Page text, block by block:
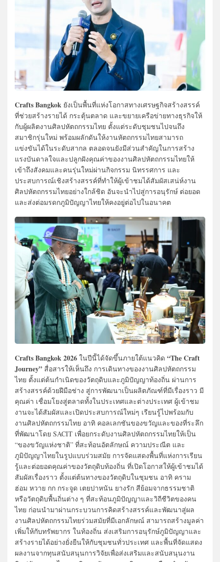
Crafts Bangkok ยังเป็นพื้นที่แห่งโอกาสทางเศรษฐกิจสร้างสรรค์
ที่ช่วยสร้างรายได้ กระตุ้นตลาด และขยายเครือข่ายทางธุรกิจให้
กับผู้ผลิตงานศิลปหัตถกรรมไทย ตั้งแต่ระดับชุมชนไปจนถึง
สมาชิกรุ่นใหม่ พร้อมผลักดันให้งานหัตถกรรมไทยสามารถ
แข่งขันได้ในระดับสากล ตลอดจนยังมีส่วนสำคัญในการสร้าง
แรงบันดาลใจและปลูกฝังคุณค่าของงานศิลปหัตถกรรมไทยให้
เข้าถึงสังคมและคนรุ่นใหม่ผ่านกิจกรรม นิทรรศการ และ
ประสบการณ์เชิงสร้างสรรค์ที่ทำให้ผู้เข้าชมได้สัมผัสเสน่ห์งาน
ศิลปหัตถกรรมไทยอย่างใกล้ชิด อันจะนำไปสู่การอนุรักษ์ ต่อยอด
และส่งต่อมรดกภูมิปัญญาไทยให้คงอยู่ต่อไปในอนาคต
Crafts Bangkok 2026 ในปีนี้ได้จัดขึ้นภายใต้แนวคิด “The Craft
Journey” สื่อสารให้เห็นถึง การเดินทางของงานศิลปหัตถกรรม
ไทย ตั้งแต่ต้นกำเนิดของวัตถุดิบและภูมิปัญญาท้องถิ่น ผ่านการ
สร้างสรรค์ด้วยฝีมือช่าง สู่การพัฒนาเป็นผลิตภัณฑ์ที่มีเรื่องราว มี
คุณค่า เชื่อมโยงสู่ตลาดทั้งในประเทศและต่างประเทศ ผู้เข้าชม
งานจะได้สัมผัสและเปิดประสบการณ์ใหม่ๆ เรียนรู้ไปพร้อมกับ
งานศิลปหัตถกรรมไทย อาทิ คอลเลกชันของขวัญและของที่ระลึก
ที่พัฒนาโดย SACIT เพื่อยกระดับงานศิลปหัตถกรรมไทยให้เป็น
“ของขวัญแห่งชาติ” ที่สะท้อนอัตลักษณ์ ความประณีต และ
ภูมิปัญญาไทยในรูปแบบร่วมสมัย การจัดแสดงพื้นที่แห่งการเรียน
รู้และต่อยอดคุณค่าของวัตถุดิบท้องถิ่น ที่เปิดโอกาสให้ผู้เข้าชมได้
สัมผัสเรื่องราว ตั้งแต่ต้นทางของวัตถุดิบในชุมชน อาทิ คราม
ฮ่อม หวาย กก กระจูด เตยปาหนัน ยางรัก สีย้อมจากธรรมชาติ
หรือวัตถุดิบพื้นถิ่นต่าง ๆ ที่สะท้อนภูมิปัญญาและวิถีชีวิตของคน
ไทย ก่อนนำมาผ่านกระบวนการคิดสร้างสรรค์และพัฒนาสู่ผล
งานศิลปหัตถกรรมไทยร่วมสมัยที่มีเอกลักษณ์ สามารถสร้างมูลค่า
เพิ่มให้กับทรัพยากร ในท้องถิ่น ส่งเสริมการอนุรักษ์ภูมิปัญญาและ
สร้างรายได้อย่างยั่งยืนให้กับชุมชนทั่วประเทศ และพื้นที่จัดแสดง
ผลงานจากทุนสนับสนุนการวิจัยเพื่อส่งเสริมและสนับสนุนงาน